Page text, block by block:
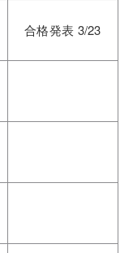
合格発表 3/23